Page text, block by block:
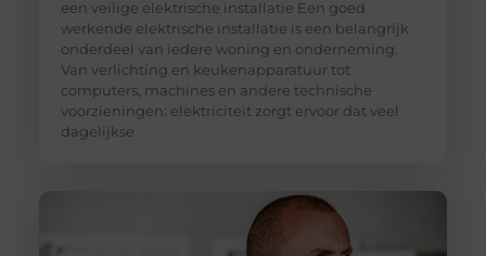
een veilige elektrische installatie Een goed
werkende elektrische installatie is een belangrijk
onderdeel van iedere woning en onderneming.
Van verlichting en keukenapparatuur tot
computers, machines en andere technische
voorzieningen: elektriciteit zorgt ervoor dat veel
dagelijkse